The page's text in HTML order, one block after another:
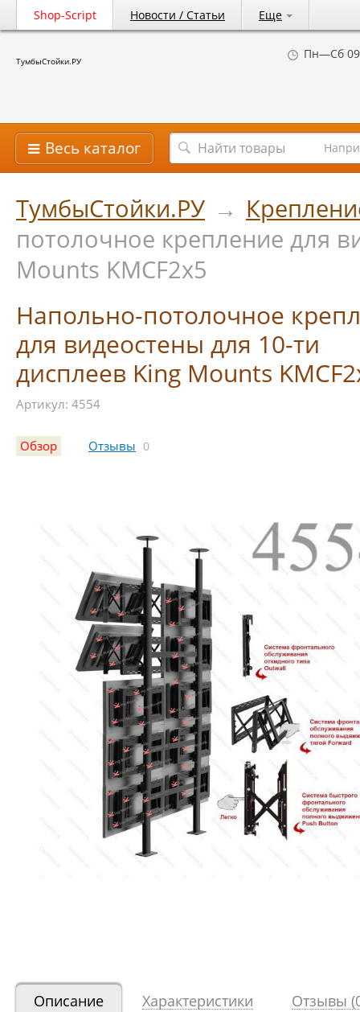
Shop-Script Новости / Статьи Еще
ТумбыСтойки.РУ Пн—Сб
Весь каталог
ТумбыСтойки.РУ →
потолочное крепление для
Mounts KMCF2х5
Напольно-потолочное
для видеостены для 10-ти
дисплеев King Mounts
Артикул: 4554
Обзор Отзывы 0
Описание Характеристики Отзывы